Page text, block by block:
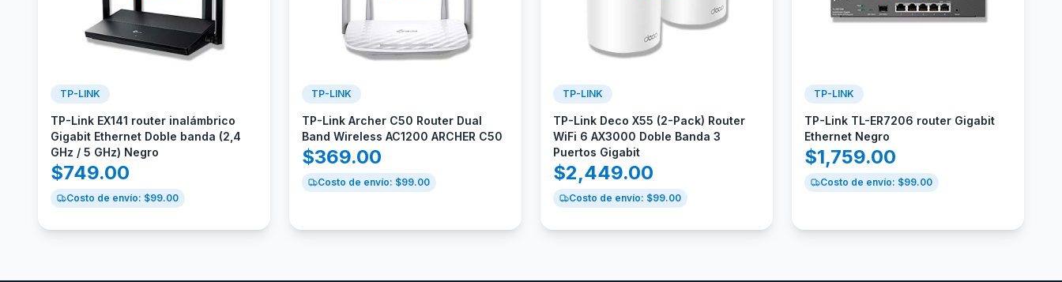
TP-LINK
TP-Link EX141 router inalámbrico
Gigabit Ethernet Doble banda (2,4
GHz / 5 GHz) Negro
$749.00
Costo de envío: $99.00
TP-LINK
TP-Link Archer C50 Router Dual
Band Wireless AC1200 ARCHER C50
$369.00
Costo de envío: $99.00
TP-LINK
TP-Link Deco X55 (2-Pack) Router
WiFi 6 AX3000 Doble Banda 3
Puertos Gigabit
$2,449.00
Costo de envío: $99.00
TP-LINK
TP-Link TL-ER7206 router Gigabit
Ethernet Negro
$1,759.00
Costo de envío: $99.00